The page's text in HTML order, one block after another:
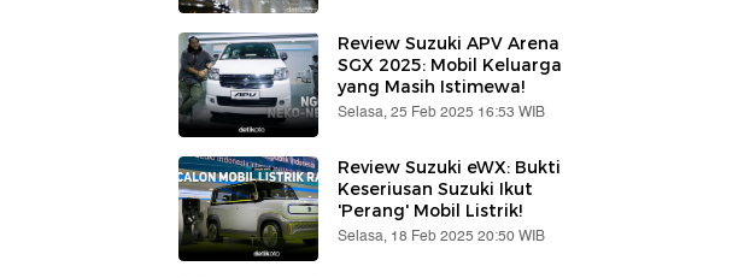
Review Suzuki APV Arena
SGX 2025: Mobil Keluarga
yang Masih Istimewa!
Selasa, 25 Feb 2025 16:53 WIB
Review Suzuki eWX: Bukti
Keseriusan Suzuki Ikut
'Perang' Mobil Listrik!
Selasa, 18 Feb 2025 20:50 WIB